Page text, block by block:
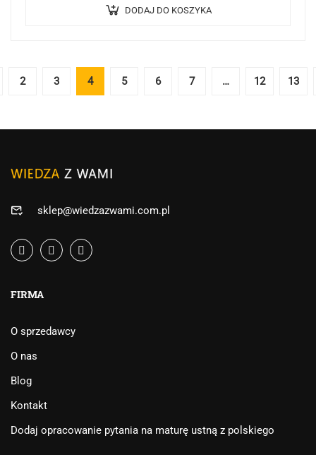
naturę kobiecości. Centralnym elementem projektu
DODAJ DO KOSZYKA
2 3 4 5 6 7 … 12 13
sklep@wiedzazwami.com.pl
FIRMA
O sprzedawcy
O nas
Blog
Kontakt
Dodaj opracowanie pytania na maturę ustną z polskiego